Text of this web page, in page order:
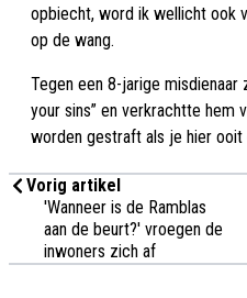
opbiecht, word ik wellicht ook
op de wang.
Tegen een 8-jarige misdienaar
your sins” en verkrachtte hem
worden gestraft als je hier
Vorig artikel
'Wanneer is de Ramblas
aan de beurt?' vroegen de
inwoners zich af